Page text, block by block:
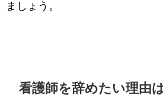
ましょう。
看護師を辞めたい理由